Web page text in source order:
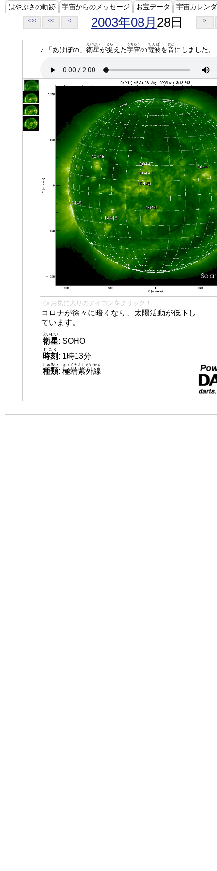
はやぶさの軌跡 宇宙からのメッセージ お宝データ 宇宙カレン
<<< << < 2003年08月 28日 >
♪ 「あけぼの」 衛星
えいせい
が捉
とら
えた宇宙
うちゅう
の電波
でんぱ
を音
おと
にしました。
👈 お気に入りのアイコンをクリック！
コロナが徐々に暗くなり、太陽活動が低下し
ています。
衛星
えいせい
: SOHO
時刻
じこく
: 1時13分
種類
しゅるい
: 極端紫外線
きょくたんしがいせん